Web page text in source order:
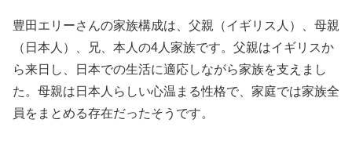
豊田エリーさんの家族構成は、父親（イギリス人）、母親
（日本人）、兄、本人の4人家族です。父親はイギリスか
ら来日し、日本での生活に適応しながら家族を支えまし
た。母親は日本人らしい心温まる性格で、家庭では家族全
員をまとめる存在だったそうです。